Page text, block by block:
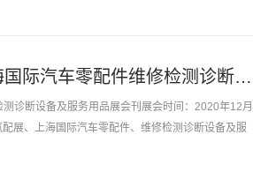
2020年上海法兰克福汽配展会刊|上海国际汽车零配件维修检测诊断设备及服务用品展会刊-PDF文档电子版资料
诊断设备及服务用品展会刊展会时间：2020年12月
展、上海国际汽车零配件、维修检测诊断设备及服